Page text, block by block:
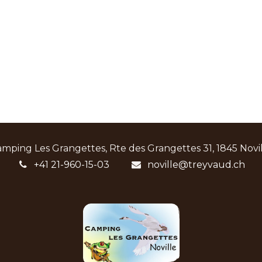
Les Grangettes, Rte des Grangettes 31, 1845
+41 21-960-15-03
noville@treyvaud.ch